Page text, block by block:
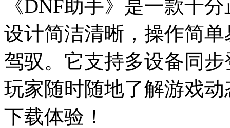
《DNF助手》是一款十
设计简洁清晰，操作简
驾驭。它支持多设备同
玩家随时随地了解游戏
下载体验！